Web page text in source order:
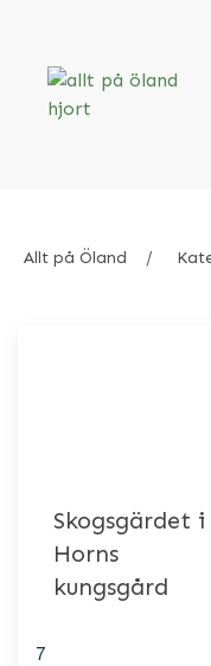
Allt på Öland
Skogsgärdet i
Horns
kungsgård
7